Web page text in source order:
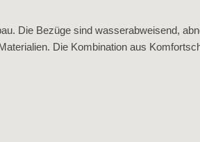
Die Bezüge sind wasserabweisend,
Die Kombination aus